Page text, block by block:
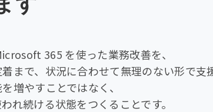
365 を使った業務改善を、
まで、状況に合わせて無理のない形で支
増やすことではなく、
れ続ける状態をつくることです。